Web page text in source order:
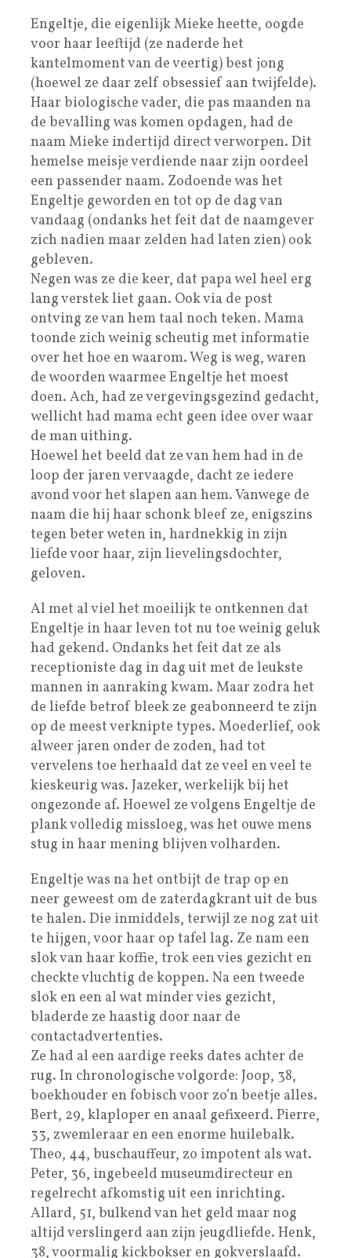
Engeltje, die eigenlijk Mieke heette, oogde
voor haar leeftijd (ze naderde het
kantelmoment van de veertig) best jong
(hoewel ze daar zelf obsessief aan twijfelde).
Haar biologische vader, die pas maanden na
de bevalling was komen opdagen, had de
naam Mieke indertijd direct verworpen. Dit
hemelse meisje verdiende naar zijn oordeel
een passender naam. Zodoende was het
Engeltje geworden en tot op de dag van
vandaag (ondanks het feit dat de naamgever
zich nadien maar zelden had laten zien) ook
gebleven.
Negen was ze die keer, dat papa wel heel erg
lang verstek liet gaan. Ook via de post
ontving ze van hem taal noch teken. Mama
toonde zich weinig scheutig met informatie
over het hoe en waarom. Weg is weg, waren
de woorden waarmee Engeltje het moest
doen. Ach, had ze vergevingsgezind gedacht,
wellicht had mama echt geen idee over waar
de man uithing.
Hoewel het beeld dat ze van hem had in de
loop der jaren vervaagde, dacht ze iedere
avond voor het slapen aan hem. Vanwege de
naam die hij haar schonk bleef ze, enigszins
tegen beter weten in, hardnekkig in zijn
liefde voor haar, zijn lievelingsdochter,
geloven.
Al met al viel het moeilijk te ontkennen dat
Engeltje in haar leven tot nu toe weinig geluk
had gekend. Ondanks het feit dat ze als
receptioniste dag in dag uit met de leukste
mannen in aanraking kwam. Maar zodra het
de liefde betrof bleek ze geabonneerd te zijn
op de meest verknipte types. Moederlief, ook
alweer jaren onder de zoden, had tot
vervelens toe herhaald dat ze veel en veel te
kieskeurig was. Jazeker, werkelijk bij het
ongezonde af. Hoewel ze volgens Engeltje de
plank volledig missloeg, was het ouwe mens
stug in haar mening blijven volharden.
Engeltje was na het ontbijt de trap op en
neer geweest om de zaterdagkrant uit de bus
te halen. Die inmiddels, terwijl ze nog zat uit
te hijgen, voor haar op tafel lag. Ze nam een
slok van haar koffie, trok een vies gezicht en
checkte vluchtig de koppen. Na een tweede
slok en een al wat minder vies gezicht,
bladerde ze haastig door naar de
contactadvertenties.
Ze had al een aardige reeks dates achter de
rug. In chronologische volgorde: Joop, 38,
boekhouder en fobisch voor zo’n beetje alles.
Bert, 29, klaploper en anaal gefixeerd. Pierre,
33, zwemleraar en een enorme huilebalk.
Theo, 44, buschauffeur, zo impotent als wat.
Peter, 36, ingebeeld museumdirecteur en
regelrecht afkomstig uit een inrichting.
Allard, 51, bulkend van het geld maar nog
altijd verslingerd aan zijn jeugdliefde. Henk,
38, voormalig kickbokser en gokverslaafd.